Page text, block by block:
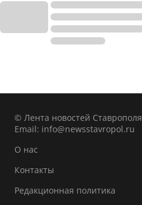
© Лента новостей Ставрополя
Email: info@newsstavropol.ru
О нас
Контакты
Редакционная политика